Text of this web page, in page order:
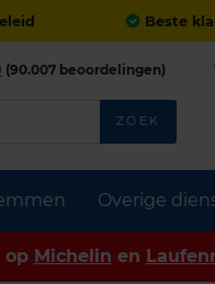
Beste
Overige
(90.007 beoordelingen)
ZOEK
op Michelin en